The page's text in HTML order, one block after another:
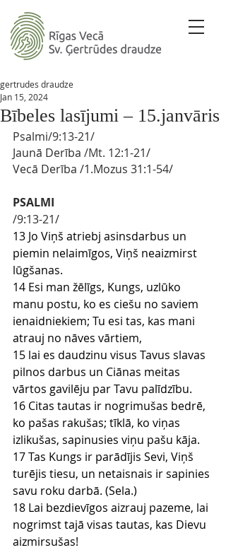
Bībeles lasījumi – 15.janvāris
gertrudes draudze
Jan 15, 2024
Psalmi/9:13-21/
Jaunā Derība /Mt. 12:1-21/
Vecā Derība /1.Mozus 31:1-54/
PSALMI
/9:13-21/
13 Jo Viņš atriebj asinsdarbus un
piemin nelaimīgos, Viņš neaizmirst
lūgšanas.
14 Esi man žēlīgs, Kungs, uzlūko
manu postu, ko es ciešu no saviem
ienaidniekiem; Tu esi tas, kas mani
atrauj no nāves vārtiem,
15 lai es daudzinu visus Tavus slavas
pilnos darbus un Ciānas meitas
vārtos gavilēju par Tavu palīdzību.
16 Citas tautas ir nogrimušas bedrē,
ko pašas rakušas; tīklā, ko viņas
izlikušas, sapinusies viņu pašu kāja.
17 Tas Kungs ir parādījis Sevi, Viņš
turējis tiesu, un netaisnais ir sapinies
savu roku darbā. (Sela.)
18 Lai bezdievīgos aizrauj pazeme, lai
nogrimst tajā visas tautas, kas Dievu
aizmirsušas!